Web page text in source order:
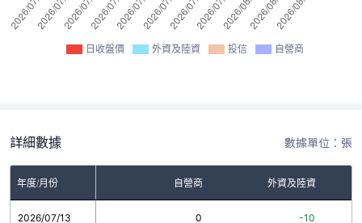
日收盤價 外資及陸資 投信 自營商
詳細數據 數據單位：張
年度/月份 自營商 外資及陸資
2026/07/13 0 -10